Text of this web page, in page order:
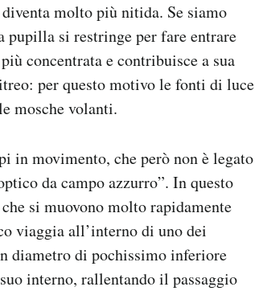
molto più nitida. Se siamo
pupilla si restringe per fare entrare
concentrata e contribuisce a sua
per questo motivo le fonti di luce
mosche volanti.
in movimento, che però non è legato
da campo azzurro”. In questo
si muovono molto rapidamente
viaggia all’interno di uno dei
diametro di pochissimo inferiore
interno, rallentando il passaggio